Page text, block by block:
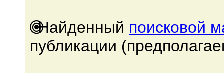
Найденный поисковой
публикации